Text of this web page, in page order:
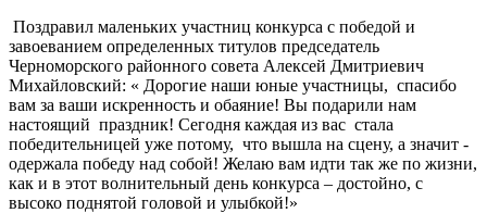
Поздравил маленьких участниц конкурса с победой и
завоеванием определенных титулов председатель
Черноморского районного совета Алексей Дмитриевич
Михайловский: « Дорогие наши юные участницы, спасибо
вам за ваши искренность и обаяние! Вы подарили нам
настоящий праздник! Сегодня каждая из вас стала
победительницей уже потому, что вышла на сцену, а значит -
одержала победу над собой! Желаю вам идти так же по жизни,
как и в этот волнительный день конкурса – достойно, с
высоко поднятой головой и улыбкой!»